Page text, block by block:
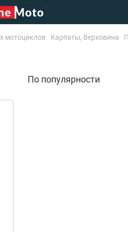
мотоциклов Карпаты, Верховина
По популярности